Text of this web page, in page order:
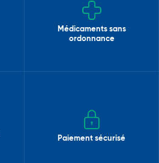
Médicaments sans
ordonnance
Paiement sécurisé